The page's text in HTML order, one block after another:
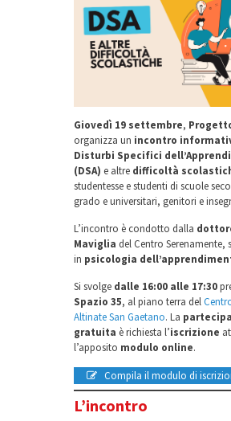
Giovedì 19 settembre,
organizza un incontro
Disturbi Specifici
(DSA) e altre difficoltà
studentesse e studenti di scuole
grado e universitari, genitori e
L’incontro è condotto dalla
Maviglia del Centro Serenamente,
in psicologia
Si svolge dalle 16:00 alle 17:30
Spazio 35, al piano terra del
Altinate San Gaetano. La
gratuita è richiesta l’iscrizione
l’apposito modulo online.
Compila il modulo di
L’incontro